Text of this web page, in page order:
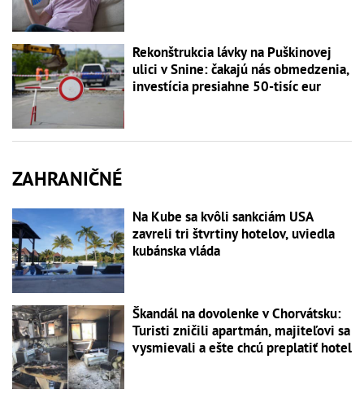
Rekonštrukcia lávky na Puškinovej
ulici v Snine: čakajú nás obmedzenia,
investícia presiahne 50-tisíc eur
ZAHRANIČNÉ
Na Kube sa kvôli sankciám USA
zavreli tri štvrtiny hotelov, uviedla
kubánska vláda
Škandál na dovolenke v Chorvátsku:
Turisti zničili apartmán, majiteľovi sa
vysmievali a ešte chcú preplatiť hotel